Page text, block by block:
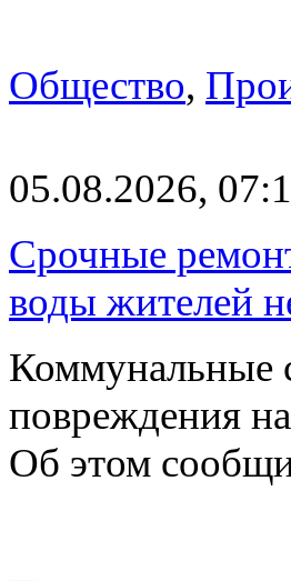
Общество,
05.08.2026,
Срочные
воды жителей
Коммунальные
повреждения
Об этом